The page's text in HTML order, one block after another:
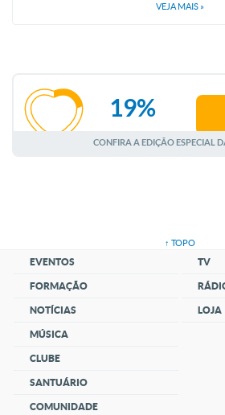
VEJA MAIS »
AGOSTO
19%
CONFIRA A EDIÇÃO ESPECIAL
↑ TOPO
EVENTOS
FORMAÇÃO
NOTÍCIAS
MÚSICA
CLUBE
SANTUÁRIO
COMUNIDADE
TV
LOJA